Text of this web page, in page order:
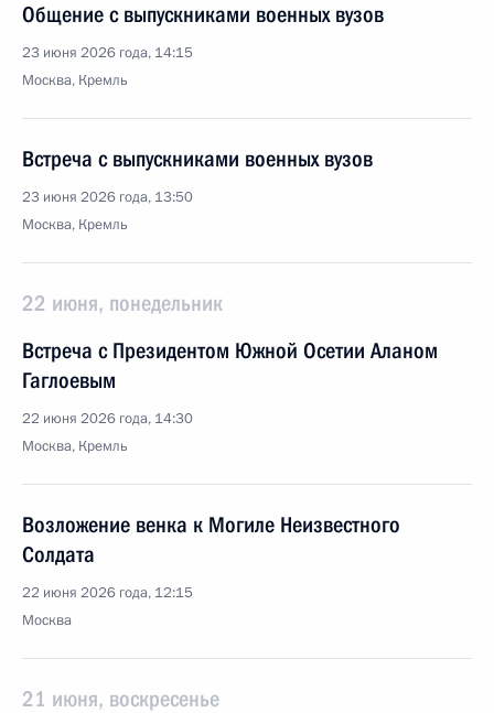
Общение с выпускниками военных вузов
23 июня 2026 года, 14:15
Москва, Кремль
Встреча с выпускниками военных вузов
23 июня 2026 года, 13:50
Москва, Кремль
22 июня, понедельник
Встреча с Президентом Южной Осетии Аланом
Гаглоевым
22 июня 2026 года, 14:30
Москва, Кремль
Возложение венка к Могиле Неизвестного
Солдата
22 июня 2026 года, 12:15
Москва
21 июня, воскресенье